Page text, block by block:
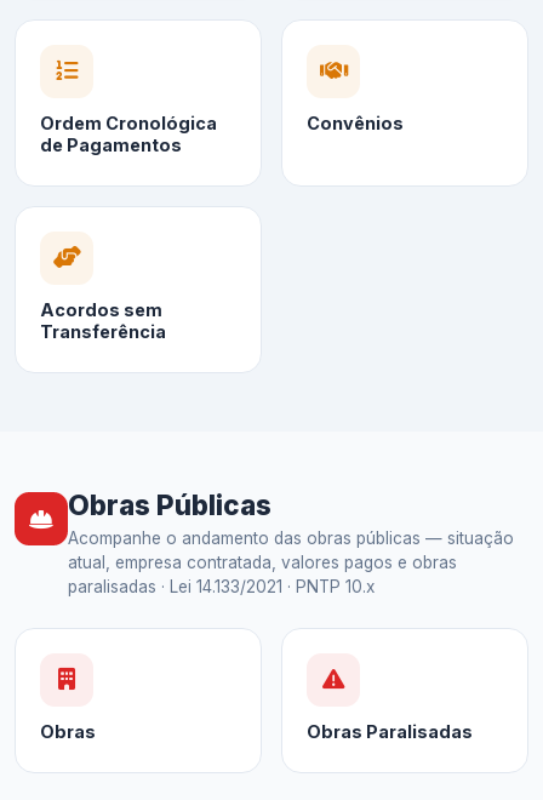
Ordem Cronológica
de Pagamentos
Convênios
Acordos sem
Transferência
Obras Públicas
Acompanhe o andamento das obras públicas — situação
atual, empresa contratada, valores pagos e obras
paralisadas · Lei 14.133/2021 · PNTP 10.x
Obras Obras Paralisadas